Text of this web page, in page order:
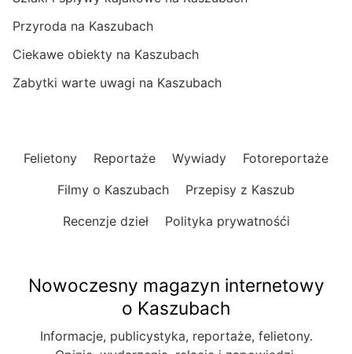
Przyroda na Kaszubach
Ciekawe obiekty na Kaszubach
Zabytki warte uwagi na Kaszubach
Felietony Reportaże Wywiady
Fotoreportaże
Filmy o Kaszubach
Przepisy z Kaszub
Recenzje dzieł
Polityka prywatnośći
Nowoczesny magazyn internetowy
o Kaszubach
Informacje, publicystyka, reportaże, felietony.